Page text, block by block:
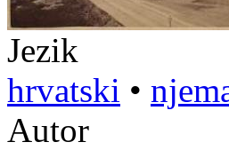
Jezik
hrvatski •
Autor